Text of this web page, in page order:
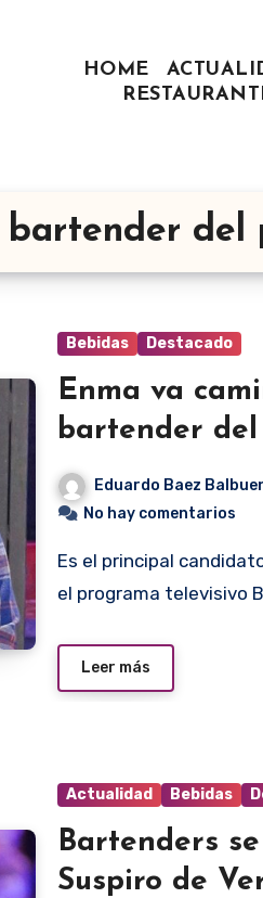
HOME
del
Bebidas Destacado
Enma va
bartender del
Eduardo Baez
No hay comentarios
Es el principal candidato a conquistar el título otorgado por
el programa televisivo
Leer más
Actualidad Bebidas
Bartenders
Suspiro de